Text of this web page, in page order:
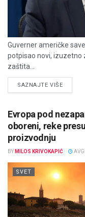
Guverner američke
potpisao novi, izuzetno
zaštita...
SAZNAJTE VIŠEDETAILS
Evropa pod
oboreni, reke
proizvodnju
BY MILOS KRIVOKAPIĆ
SVET